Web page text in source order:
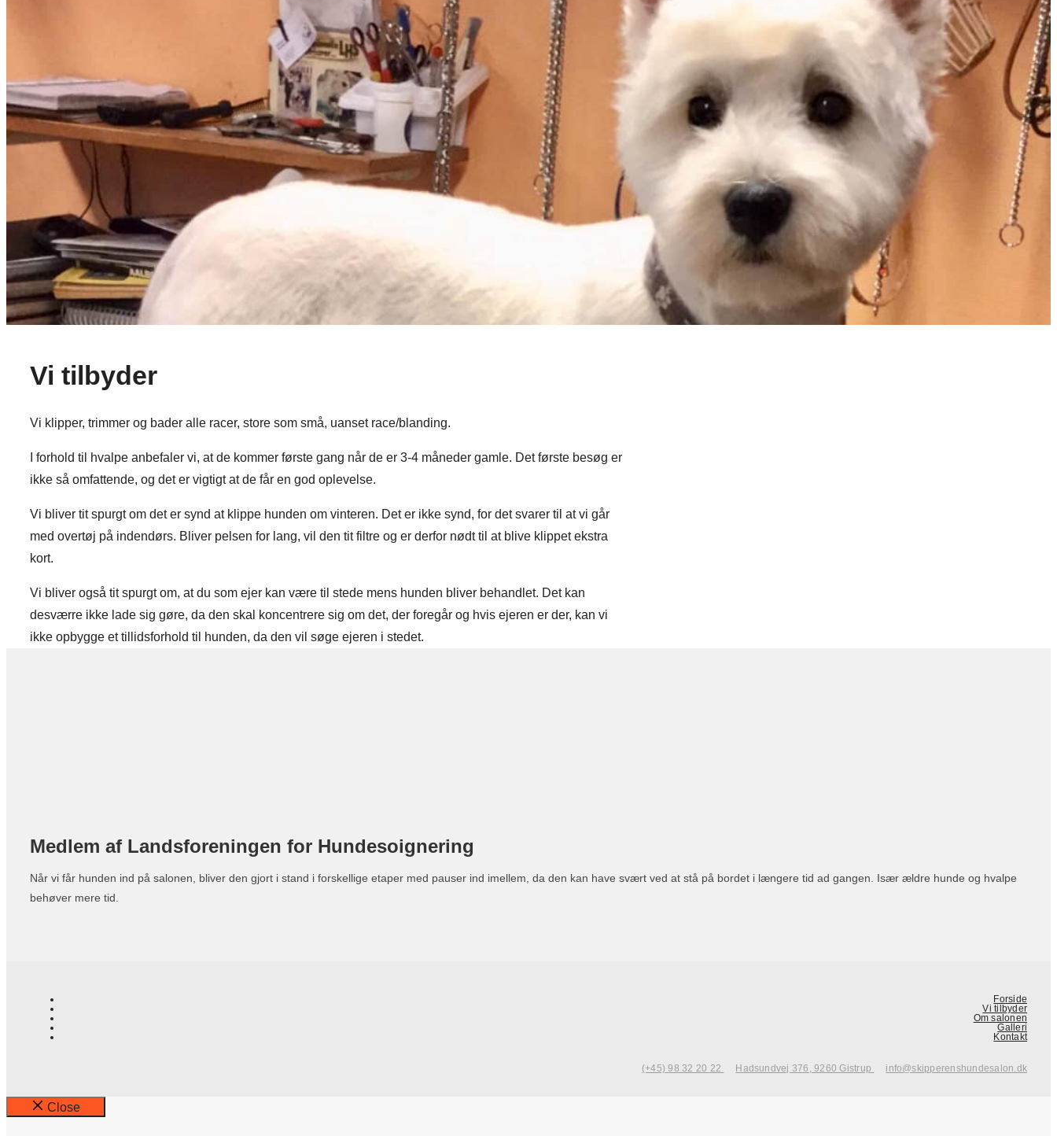
Vi tilbyder
Vi klipper, trimmer og bader alle racer, store som små, uanset race/blanding.
I forhold til hvalpe anbefaler vi, at de kommer første gang når de er 3-4 måneder gamle. Det første besøg er
ikke så omfattende, og det er vigtigt at de får en god oplevelse.
Vi bliver tit spurgt om det er synd at klippe hunden om vinteren. Det er ikke synd, for det svarer til at vi går
med overtøj på indendørs. Bliver pelsen for lang, vil den tit filtre og er derfor nødt til at blive klippet ekstra
kort.
Vi bliver også tit spurgt om, at du som ejer kan være til stede mens hunden bliver behandlet. Det kan
desværre ikke lade sig gøre, da den skal koncentrere sig om det, der foregår og hvis ejeren er der, kan vi
ikke opbygge et tillidsforhold til hunden, da den vil søge ejeren i stedet.
Medlem af Landsforeningen for Hundesoignering
Når vi får hunden ind på salonen, bliver den gjort i stand i forskellige etaper med pauser ind imellem, da den kan have svært ved at stå på bordet i længere tid ad gangen. Især ældre hunde og hvalpe
behøver mere tid.
Forside
Vi tilbyder
Om salonen
Galleri
Kontakt
(+45) 98 32 20 22 Hadsundvej 376, 9260 Gistrup info@skipperenshundesalon.dk
Close